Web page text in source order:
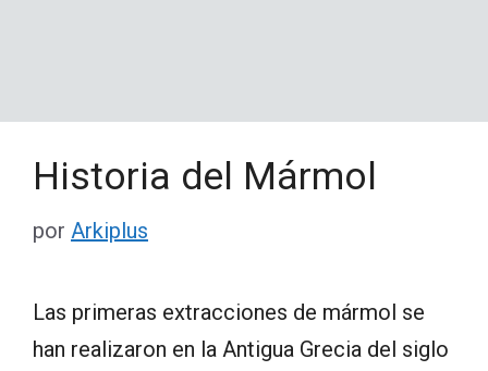
Historia del Mármol
por Arkiplus
Las primeras extracciones de mármol se
han realizaron en la Antigua Grecia del siglo